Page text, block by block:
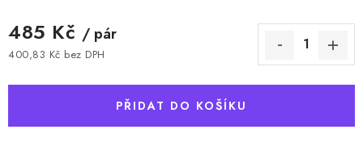
485 Kč / pár
400,83 Kč bez DPH
PŘIDAT DO KOŠÍKU